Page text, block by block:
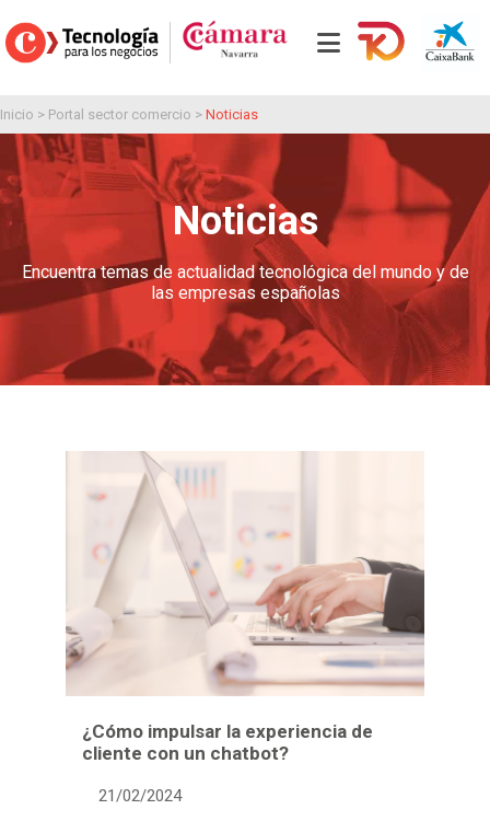
Inicio > Portal sector comercio > Noticias
Noticias
Encuentra temas de actualidad tecnológica del mundo y de
las empresas españolas
¿Cómo impulsar la experiencia de
cliente con un chatbot?
21/02/2024